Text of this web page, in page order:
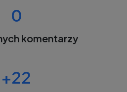
0
komentarzy
+22